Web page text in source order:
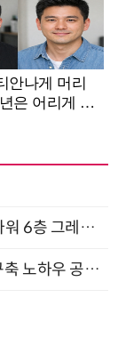
Next AI & Big Data Summit 2026 엘타워 6층 그레이스홀 개최 (9/18)
"AI 핀옵스 시스템과 토큰 관리시스템 구축 노하우 공개" 잠실 한국광고문화회관 2층 대회의실 (8/21)